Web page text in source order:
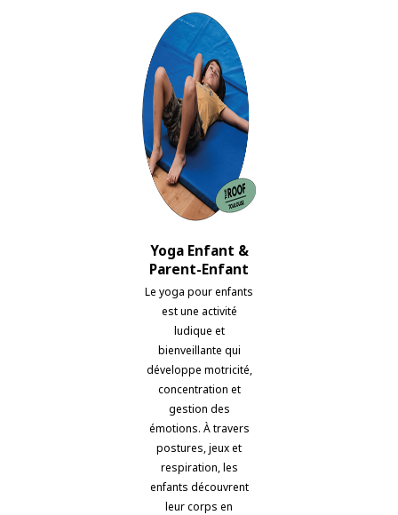
Yoga Enfant &
Parent-Enfant
Le yoga pour enfants
est une activité
ludique et
bienveillante qui
développe motricité,
concentration et
gestion des
émotions. À travers
postures, jeux et
respiration, les
enfants découvrent
leur corps en